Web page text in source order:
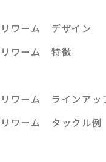
ワーム デザイン
ワーム 特徴
ワーム ラインアッ
ワーム タックル例